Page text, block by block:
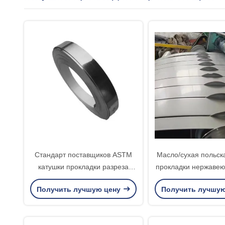
Стандарт поставщиков ASTM
катушки прокладки разреза
нержавеющей стали SS 304
финиша БА
Получить лучшую цену
Масло/сухая
прокладки
для
медицинских
Получить